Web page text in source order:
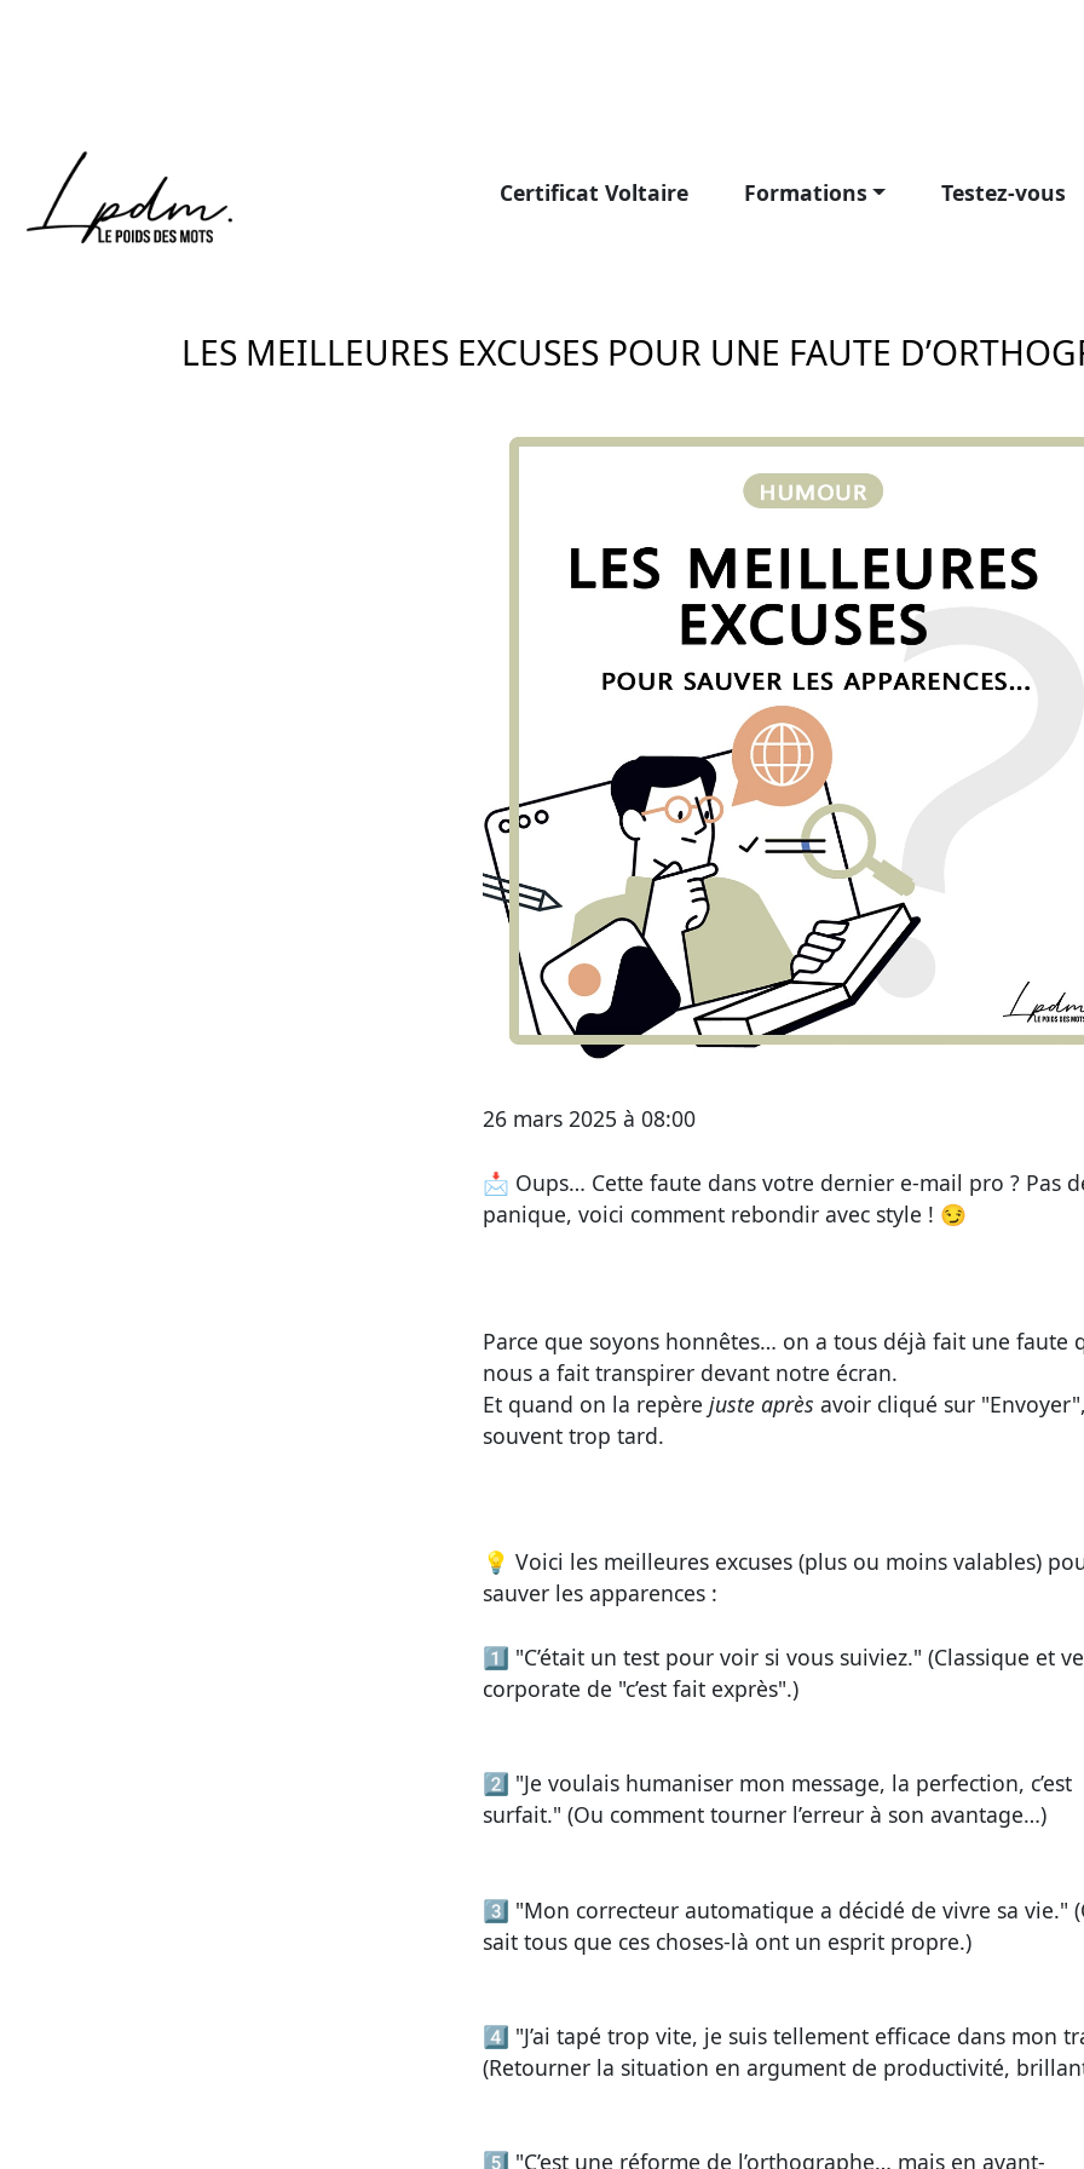
Certificat Voltaire Formations Testez-vous
LES MEILLEURES EXCUSES POUR UNE FAUTE
26 mars 2025 à 08:00
📩 Oups… Cette faute dans votre dernier e-mail pro ? Pas
panique, voici comment rebondir avec style ! 😏
Parce que soyons honnêtes… on a tous déjà fait une faute
nous a fait transpirer devant notre écran.
Et quand on la repère juste après avoir cliqué sur "Envoyer",
souvent trop tard.
💡 Voici les meilleures excuses (plus ou moins valables)
sauver les apparences :
1️⃣ "C’était un test pour voir si vous suiviez." (Classique et
corporate de "c’est fait exprès".)
2️⃣ "Je voulais humaniser mon message, la perfection, c’est
surfait." (Ou comment tourner l’erreur à son avantage…)
3️⃣ "Mon correcteur automatique a décidé de vivre sa vie."
sait tous que ces choses-là ont un esprit propre.)
4️⃣ "J’ai tapé trop vite, je suis tellement efficace dans mon
(Retourner la situation en argument de productivité,
5️⃣ "C’est une réforme de l’orthographe… mais en avant-